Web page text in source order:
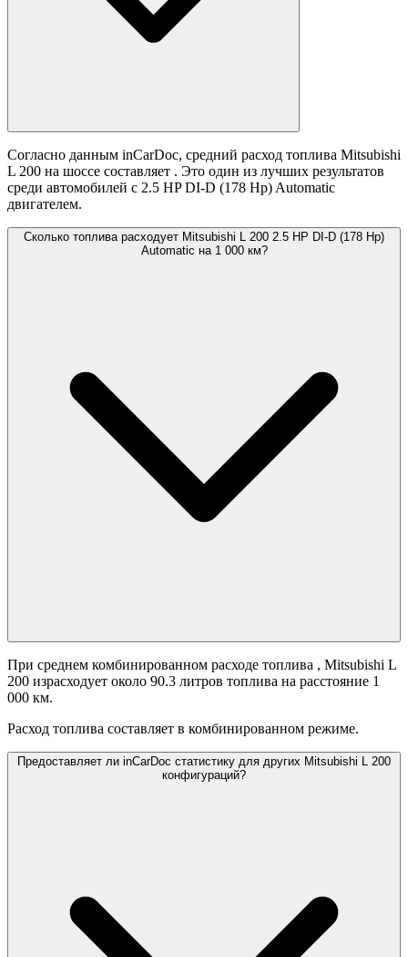
Согласно данным inCarDoc, средний расход топлива Mitsubishi
L 200 на шоссе составляет . Это один из лучших результатов
среди автомобилей с 2.5 HP DI-D (178 Hp) Automatic
двигателем.
Сколько топлива расходует Mitsubishi L 200 2.5 HP DI-D (178 Hp)
Automatic на 1 000 км?
При среднем комбинированном расходе топлива , Mitsubishi L
200 израсходует около 90.3 литров топлива на расстояние 1
000 км.
Расход топлива составляет в комбинированном режиме.
Предоставляет ли inCarDoc статистику для других Mitsubishi L 200
конфигураций?